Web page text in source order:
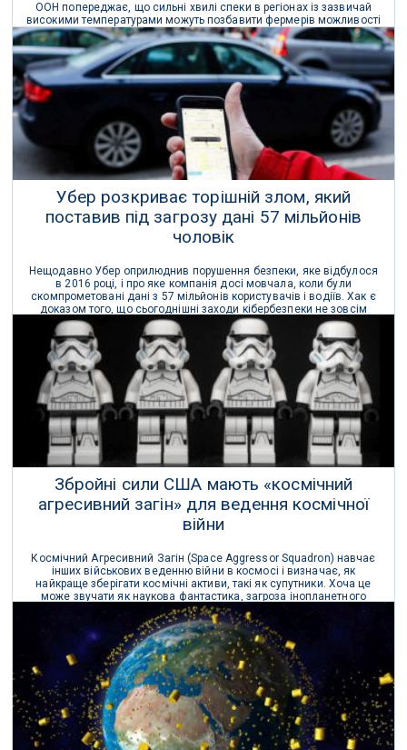
ООН попереджає, що сильні хвилі спеки в регіонах із зазвичай
високими температурами можуть позбавити фермерів можливості
працювати на відкритому повітрі, і очікується зростання
смертності серед худоби.
23 Квітня 2026 р.
Убер розкриває торішній злом, який
поставив під загрозу дані 57 мільйонів
чоловік
Нещодавно Убер оприлюднив порушення безпеки, яке відбулося
в 2016 році, і про яке компанія досі мовчала, коли були
скомпрометовані дані з 57 мільйонів користувачів і водіїв. Хак є
доказом того, що сьогоднішні заходи кібербезпеки не зовсім
достатні.
24 Листопада 2017 р.
Збройні сили США мають «космічний
агресивний загін» для ведення космічної
війни
Космічний Агресивний Загін (Space Aggressor Squadron) навчає
інших військових веденню війни в космосі і визначає, як
найкраще зберігати космічні активи, такі як супутники. Хоча це
може звучати як наукова фантастика, загроза інопланетного
конфлікту дуже серйозна.
30 Травня 2017 р.